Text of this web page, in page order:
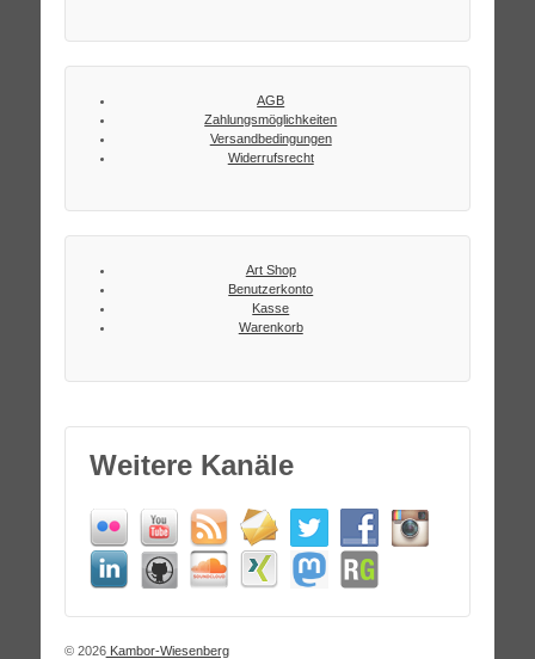
AGB
Zahlungsmöglichkeiten
Versandbedingungen
Widerrufsrecht
Art Shop
Benutzerkonto
Kasse
Warenkorb
Weitere Kanäle
© 2026Kambor-Wiesenberg